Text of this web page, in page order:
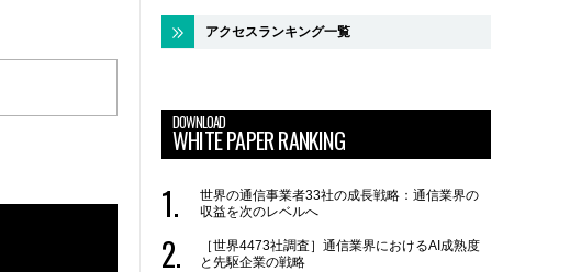
アクセスランキング一覧
DOWNLOAD
WHITE PAPER RANKING
世界の通信事業者33社の成長戦略：通信業界の
収益を次のレベルへ
［世界4473社調査］通信業界におけるAI成熟度
と先駆企業の戦略